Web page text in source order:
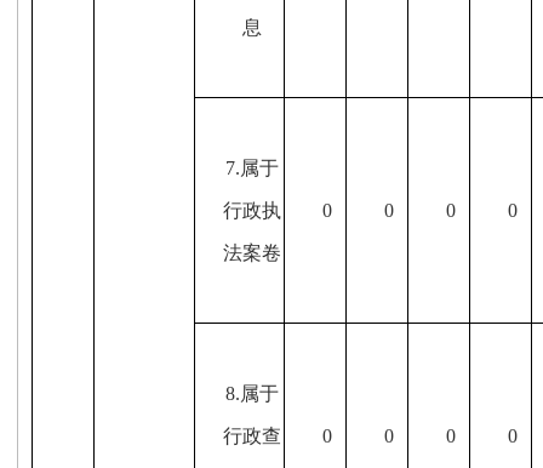
息
7.属于
行政执
法案卷
0 0 0 0
8.属于
行政查 0 0 0 0